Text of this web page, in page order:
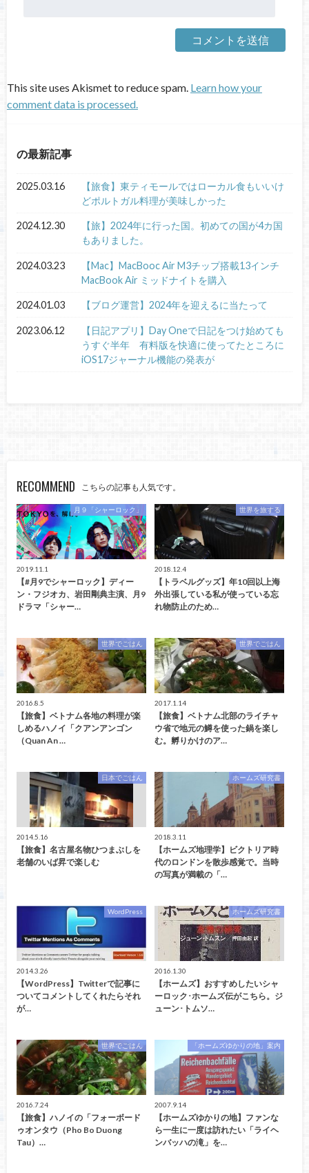
This site uses Akismet to reduce spam. Learn how your
comment data is processed.
の最新記事
2025.03.16
【旅食】東ティモールではローカル食もいいけ
どポルトガル料理が美味しかった
2024.12.30
【旅】2024年に行った国。初めての国が4カ国
もありました。
2024.03.23
【Mac】MacBooc Air M3チップ搭載13インチ
MacBook Air ミッドナイトを購入
2024.01.03 【ブログ運営】2024年を迎えるに当たって
2023.06.12
【日記アプリ】Day Oneで日記をつけ始めても
うすぐ半年 有料版を快適に使ってたところに
iOS17ジャーナル機能の発表が
RECOMMEND こちらの記事も人気です。
月９「シャーロック」
2019.11.1
【#月9でシャーロック】ディー
ン・フジオカ、岩田剛典主演、月9
ドラマ「シャー…
世界を旅する
2018.12.4
【トラベルグッズ】年10回以上海
外出張している私が使っている忘
れ物防止のため…
世界でごはん
2016.8.5
【旅食】ベトナム各地の料理が楽
しめるハノイ「クアンアンゴン
（Quan An …
世界でごはん
2017.1.14
【旅食】ベトナム北部のライチャ
ウ省で地元の鱒を使った鍋を楽し
む。孵りかけのア…
日本でごはん
2014.5.16
【旅食】名古屋名物ひつまぶしを
老舗のいば昇で楽しむ
ホームズ研究書
2018.3.11
【ホームズ地理学】ビクトリア時
代のロンドンを散歩感覚で。当時
の写真が満載の「…
WordPress
2014.3.26
【WordPress】Twitterで記事に
ついてコメントしてくれたらそれ
が…
ホームズ研究書
2016.1.30
【ホームズ】おすすめしたいシャ
ーロック･ホームズ伝がこちら。ジ
ューン･トムソ…
世界でごはん
2016.7.24
【旅食】ハノイの「フォーボード
ゥオンタウ（Pho Bo Duong
Tau）…
「ホームズゆかりの地」案内
2007.9.14
【ホームズゆかりの地】ファンな
ら一生に一度は訪れたい「ライヘ
ンバッハの滝」を…